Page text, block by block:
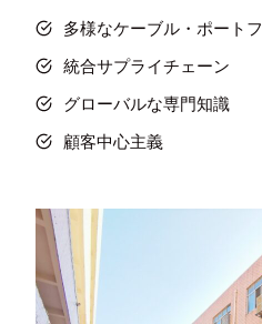
多様なケーブル・ポート
統合サプライチェーン
グローバルな専門知識
顧客中心主義